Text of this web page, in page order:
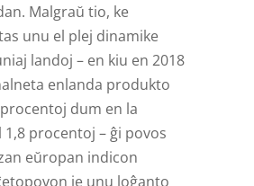
Malgraŭ tio, ke
unu el plej dinamike
landoj – en kiu en 2018
enlanda produkto
dum en la
procentoj – ĝi povos
eŭropan indicon
je unu loĝanto